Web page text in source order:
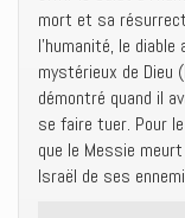
mort et sa
l’humanité, le
mystérieux de Dieu
démontré quand il
se faire tuer. Pour
que le Messie
Israël de ses